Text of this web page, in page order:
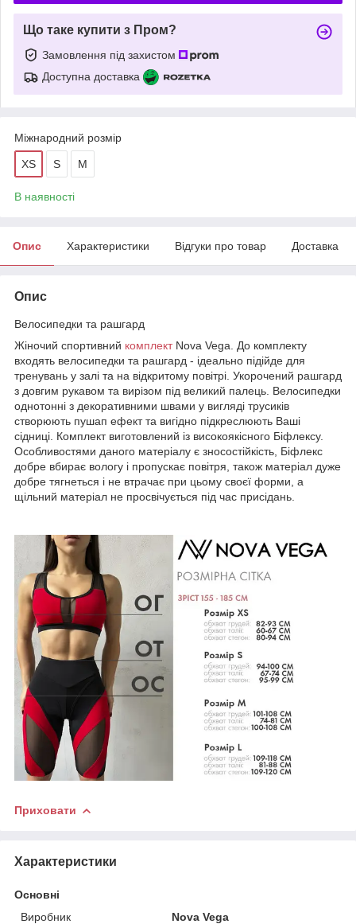
Що таке купити з Пром?
Замовлення під захистом
Доступна доставка
Міжнародний розмір
XS S M
В наявності
Опис Характеристики Відгуки про товар Доставка
Опис
Велосипедки та рашгард
Жіночий спортивний комплектNova Vega. До комплекту
входять велосипедки та рашгард - ідеально підійде для
тренувань у залі та на відкритому повітрі. Укорочений рашгард
з довгим рукавом та вирізом під великий палець. Велосипедки
однотонні з декоративними швами у вигляді трусиків
створюють пушап ефект та вигідно підкреслюють Ваші
сідниці. Комплект виготовлений із високоякісного Біфлексу.
Особливостями даного матеріалу є зносостійкість, Біфлекс
добре вбирає вологу і пропускає повітря, також матеріал дуже
добре тягнеться і не втрачає при цьому своєї форми, а
щільний матеріал не просвічується під час присідань.
Приховати
Характеристики
Основні
Виробник
Nova Vega